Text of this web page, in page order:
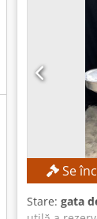
Se
Stare: gata